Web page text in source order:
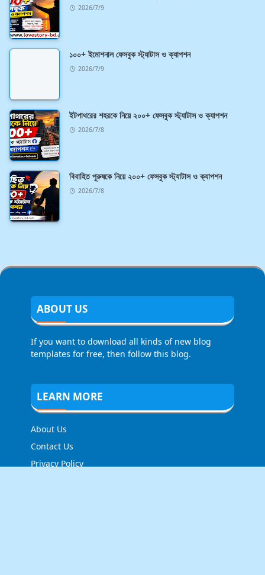
2026/7/9
১০০+ ইমোশনাল ফেসবুক স্ট্যাটাস ও ক্যাপশন
2026/7/9
ইটপাথরের শহরকে নিয়ে ২০০+ ফেসবুক স্ট্যাটাস ও ক্যাপশন
2026/7/8
বিবাহিত পুরুষকে নিয়ে ২০০+ ফেসবুক স্ট্যাটাস ও ক্যাপশন
2026/7/8
ABOUT US
If you want to download all kinds of new blog
templates for free, then follow this blog.
LEARN MORE
About Us
Contact Us
Privacy Policy